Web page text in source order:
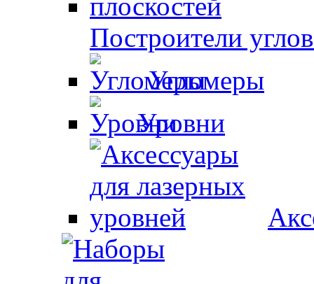
Построители
Угломеры
Уровни